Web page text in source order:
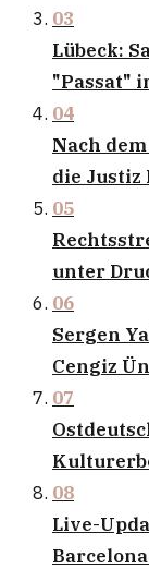
03
Lübeck:
"Passat"
04
Nach
die
05
unter
06
Sergen
Cengiz
07
08
Live-
Barcelona